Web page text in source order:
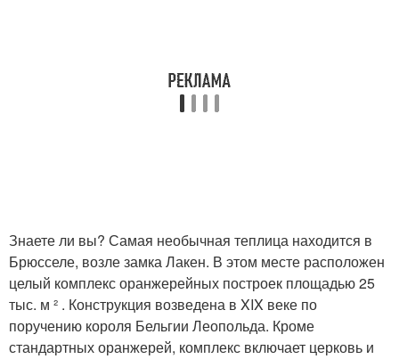
Знаете ли вы? Самая необычная теплица находится в
Брюсселе, возле замка Лакен. В этом месте расположен
целый комплекс оранжерейных построек площадью 25
тыс. м ² . Конструкция возведена в XIX веке по
поручению короля Бельгии Леопольда. Кроме
стандартных оранжерей, комплекс включает церковь и